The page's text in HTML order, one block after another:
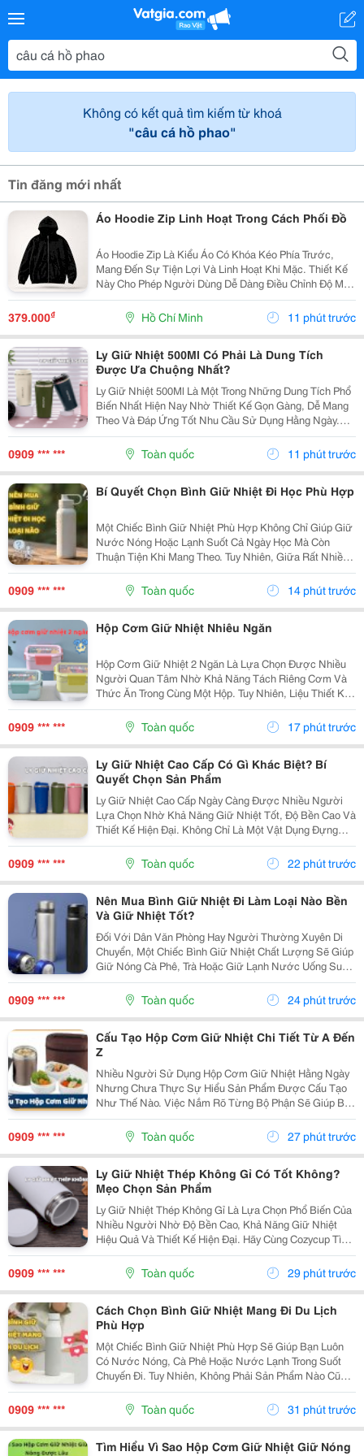
Không có kết quả tìm kiếm từ khoá
"câu cá hồ phao"
Tin đăng mới nhất
Áo Hoodie Zip Linh Hoạt Trong Cách Phối Đồ
Áo Hoodie Zip Là Kiểu Áo Có Khóa Kéo Phía Trước,
Mang Đến Sự Tiện Lợi Và Linh Hoạt Khi Mặc. Thiết Kế
Này Cho Phép Người Dùng Dễ Dàng Điều Chỉnh Độ Mở
Của Áo, Đồng Thời Có Thể Layer Với Nhiều Item Khác
Nhau. Hoodie Zip Có Thể Mặc Cùng Áo Thun Basic,...
379.000₫ Hồ Chí Minh 11 phút trước
Ly Giữ Nhiệt 500Ml Có Phải Là Dung Tích
Được Ưa Chuộng Nhất?
Ly Giữ Nhiệt 500Ml Là Một Trong Những Dung Tích Phổ
Biến Nhất Hiện Nay Nhờ Thiết Kế Gọn Gàng, Dễ Mang
Theo Và Đáp Ứng Tốt Nhu Cầu Sử Dụng Hằng Ngày.
Vậy Ly Giữ Nhiệt 500Ml Có Những Ưu Điểm Gì Và Làm
Sao Để Chọn Được Sản Phẩm Chất Lượng? Hãy
Cùng...
0909 *** *** Toàn quốc 11 phút trước
Bí Quyết Chọn Bình Giữ Nhiệt Đi Học Phù Hợp
Một Chiếc Bình Giữ Nhiệt Phù Hợp Không Chỉ Giúp Giữ
Nước Nóng Hoặc Lạnh Suốt Cả Ngày Học Mà Còn
Thuận Tiện Khi Mang Theo. Tuy Nhiên, Giữa Rất Nhiều
Mẫu Mã, Dung Tích Và Chất Liệu Trên Thị Trường,
Không Ít Người Băn Khoăn Nên Mua Bình Giữ Nhiệt Đi
0909 *** *** Toàn quốc 14 phút trước
Hộp Cơm Giữ Nhiệt Nhiêu Ngăn
Hộp Cơm Giữ Nhiệt 2 Ngăn Là Lựa Chọn Được Nhiều
Người Quan Tâm Nhờ Khả Năng Tách Riêng Cơm Và
Thức Ăn Trong Cùng Một Hộp. Tuy Nhiên, Liệu Thiết Kế
Này Có Thực Sự Phù Hợp Với Nhu Cầu Sử Dụng Hằng
Ngày? Cùng Tìm Hiểu Những Ưu Điểm, Hạn Chế Và
Cách Lựa...
0909 *** *** Toàn quốc 17 phút trước
Ly Giữ Nhiệt Cao Cấp Có Gì Khác Biệt? Bí
Quyết Chọn Sản Phẩm
Ly Giữ Nhiệt Cao Cấp Ngày Càng Được Nhiều Người
Lựa Chọn Nhờ Khả Năng Giữ Nhiệt Tốt, Độ Bền Cao Và
Thiết Kế Hiện Đại. Không Chỉ Là Một Vật Dụng Đựng
Nước, Sản Phẩm Còn Thể Hiện Phong Cách Sống Tiện
Nghi Và Góp Phần Nâng Cao Trải Nghiệm Trong Học
0909 *** *** Toàn quốc 22 phút trước
Nên Mua Bình Giữ Nhiệt Đi Làm Loại Nào Bền
Và Giữ Nhiệt Tốt?
Đối Với Dân Văn Phòng Hay Người Thường Xuyên Di
Chuyển, Một Chiếc Bình Giữ Nhiệt Chất Lượng Sẽ Giúp
Giữ Nóng Cà Phê, Trà Hoặc Giữ Lạnh Nước Uống Suốt
Nhiều Giờ. Tuy Nhiên, Giữa Rất Nhiều Mẫu Mã Trên Thị
Trường, Không Ít Người Băn Khoăn Nên Mua Bình...
0909 *** *** Toàn quốc 24 phút trước
Cấu Tạo Hộp Cơm Giữ Nhiệt Chi Tiết Từ A Đến
Z
Nhiều Người Sử Dụng Hộp Cơm Giữ Nhiệt Hằng Ngày
Nhưng Chưa Thực Sự Hiểu Sản Phẩm Được Cấu Tạo
Như Thế Nào. Việc Nắm Rõ Từng Bộ Phận Sẽ Giúp Bạn
Sử Dụng Đúng Cách, Bảo Quản Tốt Hơn Và Dễ Dàng
Đánh Giá Chất Lượng Khi Chọn Mua. Hãy Cùng Tìm
Hiểu Chi...
0909 *** *** Toàn quốc 27 phút trước
Ly Giữ Nhiệt Thép Không Gỉ Có Tốt Không?
Mẹo Chọn Sản Phẩm
Ly Giữ Nhiệt Thép Không Gỉ Là Lựa Chọn Phổ Biến Của
Nhiều Người Nhờ Độ Bền Cao, Khả Năng Giữ Nhiệt
Hiệu Quả Và Thiết Kế Hiện Đại. Hãy Cùng Cozycup Tìm
Hiểu Những Điểm Cần Biết Trước Khi Lựa Chọn Một
Chiếc Ly Giữ Nhiệt Thép Không Gỉ. 1. Vì Sao Ly...
0909 *** *** Toàn quốc 29 phút trước
Cách Chọn Bình Giữ Nhiệt Mang Đi Du Lịch
Phù Hợp
Một Chiếc Bình Giữ Nhiệt Phù Hợp Sẽ Giúp Bạn Luôn
Có Nước Nóng, Cà Phê Hoặc Nước Lạnh Trong Suốt
Chuyến Đi. Tuy Nhiên, Không Phải Sản Phẩm Nào Cũng
Đáp Ứng Tốt Nhu Cầu Di Chuyển Và Sử Dụng Ngoài
Trời. Bài Viết Dưới Đây Sẽ Chia Sẻ Những Tiêu Chí
Quan...
0909 *** *** Toàn quốc 31 phút trước
Tìm Hiểu Vì Sao Hộp Cơm Giữ Nhiệt Giữ Nóng